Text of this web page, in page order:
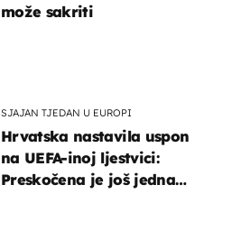
SJAJAN TJEDAN U EUROPI
Hrvatska nastavila uspon
na UEFA-inoj ljestvici:
Preskočena je još jedna
može sakriti